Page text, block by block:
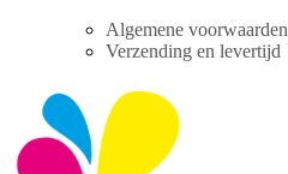
Algemene voorwaarden
Verzending en levertijd